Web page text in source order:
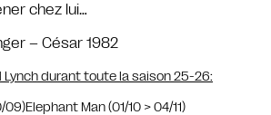
chez lui…
– César 1982
Lynch durant toute la saison 25-26:
09)Elephant Man (01/10 > 04/11)